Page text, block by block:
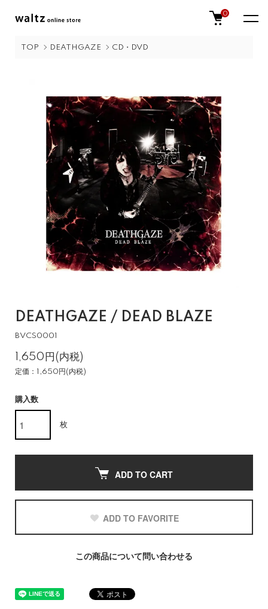
0
TOP DEATHGAZE CD・DVD
DEATHGAZE / DEAD BLAZE
BVCS0001
1,650円(内税)
定価：1,650円(内税)
購入数
枚
ADD TO CART
ADD TO FAVORITE
この商品について問い合わせる